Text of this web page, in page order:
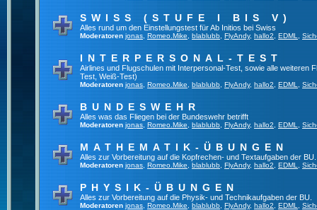
SWISS (STUFE I BIS V)
Alles rund um den Einstellungstest für Ab Initios bei Swiss
Moderatoren jonas Romeo.Mike blablubb FlyAndy, hallo2 EDML
INTERPERSONAL-TEST
Airlines und Flugschulen mit Interpersonal-Test, sowie alle weiteren
Test, Weiß-Test)
Moderatoren jonas Romeo.Mike blablubb FlyAndy, hallo2 EDML
BUNDESWEHR
Alles was das Fliegen bei der Bundeswehr betrifft
Moderatoren jonas Romeo.Mike blablubb FlyAndy, hallo2 EDML
MATHEMATIK-ÜBUNGEN
Alles zur Vorbereitung auf die Kopfrechen- und Textaufgaben der BU.
Moderatoren jonas Romeo.Mike blablubb FlyAndy, hallo2 EDML
PHYSIK-ÜBUNGEN
Alles zur Vorbereitung auf die Physik- und Technikaufgaben der BU.
Moderatoren jonas Romeo.Mike blablubb FlyAndy, hallo2 EDML